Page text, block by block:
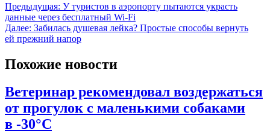
Предыдущая: У туристов в аэропорту пытаются украсть
данные через бесплатный Wi-Fi
Далее: Забилась душевая лейка? Простые способы вернуть
ей прежний напор
Похожие новости
Ветеринар рекомендовал воздержаться
от прогулок с маленькими собаками
в -30°C